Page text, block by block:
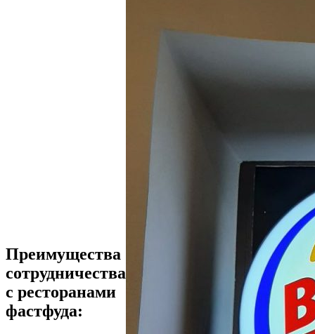
Преимущества
сотрудничества
с ресторанами
фастфуда: